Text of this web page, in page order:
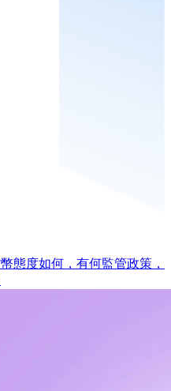
態度如何，有何監管政策，